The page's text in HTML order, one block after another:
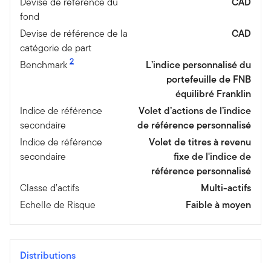
fond
Devise de référence de la
catégorie de part
CAD
Benchmark 2
L’indice personnalisé du
portefeuille de FNB
équilibré Franklin
Indice de référence
secondaire
Volet d’actions de l’indice
de référence personnalisé
Indice de référence
secondaire
Volet de titres à revenu
fixe de l'indice de
référence personnalisé
Classe d’actifs
Multi-actifs
Echelle de Risque
Faible à moyen
Distributions